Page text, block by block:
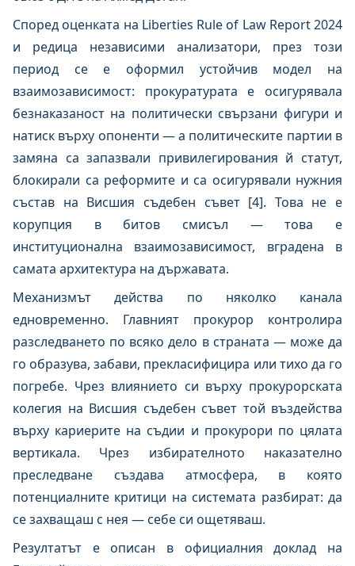
Според оценката на Liberties Rule of Law Report 2024
и редица независими анализатори, през този
период се е оформил устойчив модел на
взаимозависимост: прокуратурата е осигурявала
безнаказаност на политически свързани фигури и
натиск върху опоненти — а политическите партии в
замяна са запазвали привилегирования й статут,
блокирали са реформите и са осигурявали нужния
състав на Висшия съдебен съвет [4]. Това не е
корупция в битов смисъл — това е
институционална взаимозависимост, вградена в
самата архитектура на държавата.
Механизмът действа по няколко канала
едновременно. Главният прокурор контролира
разследването по всяко дело в страната — може да
го образува, забави, прекласифицира или тихо да го
погребе. Чрез влиянието си върху прокурорската
колегия на Висшия съдебен съвет той въздейства
върху кариерите на съдии и прокурори по цялата
вертикала. Чрез избирателното наказателно
преследване създава атмосфера, в която
потенциалните критици на системата разбират: да
се захващаш с нея — себе си ощетяваш.
Резултатът е описан в официалния доклад на